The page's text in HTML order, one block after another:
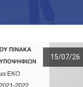
15/07/26